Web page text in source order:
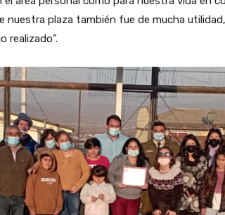
nuestra plaza también fue de mucha
realizado”.